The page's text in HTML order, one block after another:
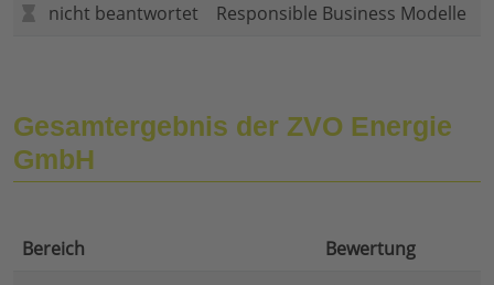
nicht beantwortet
Responsible Business Modelle
Gesamtergebnis der ZVO Energie
GmbH
Bereich
Bewertung